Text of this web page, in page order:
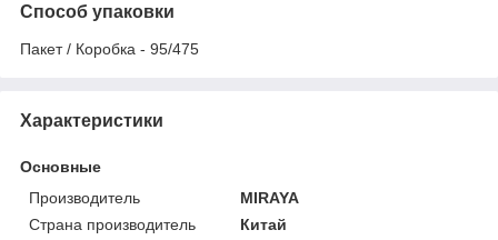
Способ упаковки
Пакет / Коробка - 95/475
Характеристики
Основные
Производитель
MIRAYA
Страна производитель
Китай